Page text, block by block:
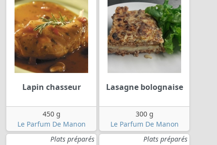
Lapin chasseur
450 g
Le Parfum De Manon
Lasagne bolognaise
300 g
Le Parfum De Manon
Plats préparés
Plats préparés